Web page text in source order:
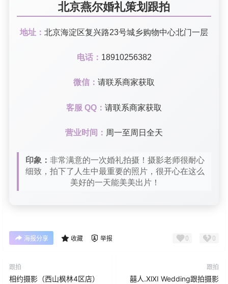
北京燕尔婚礼策划跟拍
地址： 北京海淀区复兴路23号城乡购物中心北门一层
电话： 18910256382
微信： 请联系商家获取
客服 QQ： 请联系商家获取
营业时间： 周一至周日全天
印象： 非常满意的一次婚礼拍摄！摄影老师很耐心
细致，拍下了人生中最重要的照片，很开心在这么
美好的一天能美美出片！
海报分享 收藏 举报 0 0
跟拍
相约摄影（西山枫林4区店）
跟拍
囍人.XlXI Wedding跟拍摄影